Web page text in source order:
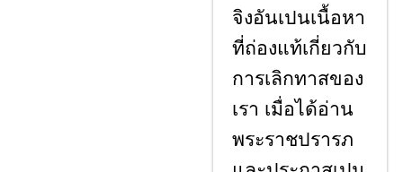
จิงอันเปนเนื้อหา
ที่ถ่องแท้เกี่ยวกับ
การเลิกทาสของ
เรา เมื่อได้อ่าน
พระราชปรารภ